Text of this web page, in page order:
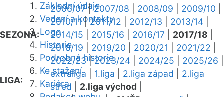
Základní údaje
Vedení a kontakty
Logo
Historie
Podrobná historie
Ke stažení
Kariéra
SEZONA:
2006/07|2007/08 2008/09 2009/10
2010/11|2011/12 2012/13 2013/14
2014/15
2015/16 2016/17 2017/18
2018/19
2019/20 2020/21 2021/22
2022/23|2023/24 2024/25 2025/26
LIGA:
extraliga 1.liga 2.liga západ
2.liga
střed
2.liga východ